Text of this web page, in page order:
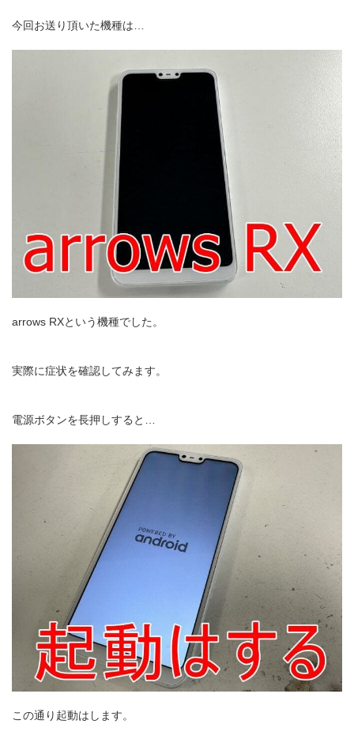
今回お送り頂いた機種は…
arrows RXという機種でした。
実際に症状を確認してみます。
電源ボタンを長押しすると…
この通り起動はします。